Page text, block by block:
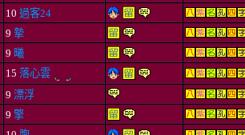
10 過客24
9 摯
9 曦
15 落心雲
9 漂浮
9 擎